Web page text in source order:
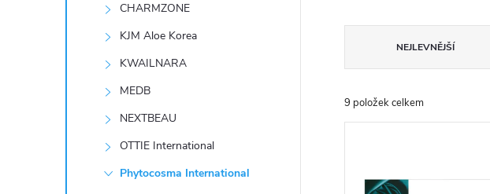
CHARMZONE
KJM Aloe Korea
KWAILNARA
MEDB
NEXTBEAU
OTTIE International
Phytocosma International
a
z
NEJLEVNĚJŠÍ
9 položek celkem